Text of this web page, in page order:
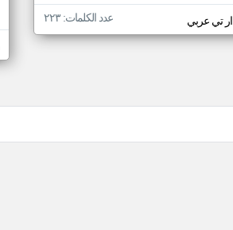
ار تي عربي عدد الكلمات: ٢٢٣